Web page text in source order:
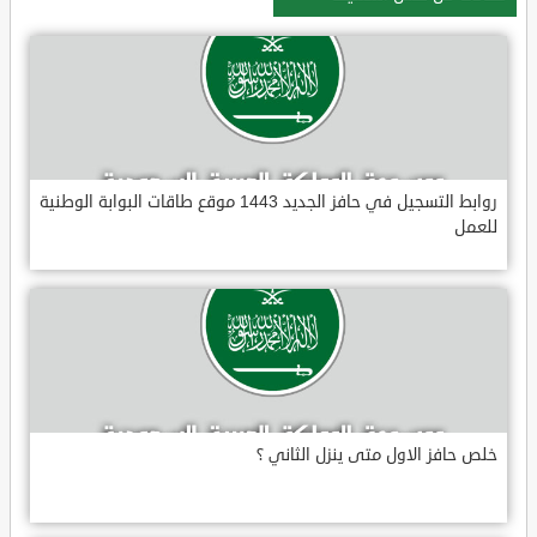
روابط التسجيل في حافز الجديد 1443 موقع طاقات البوابة الوطنية
للعمل
خلص حافز الاول متى ينزل الثاني ؟